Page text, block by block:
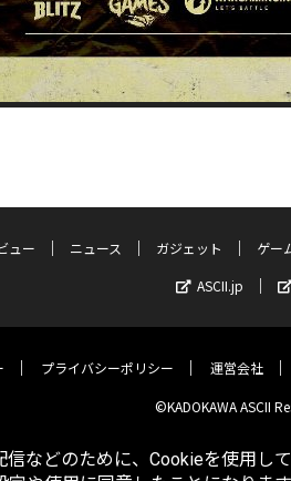
ュー ニュース ガジェット ゲー
ASCII.jp
プライバシーポリシー 運営会社
©KADOKAWA ASCII
などのために、Cookieを使用し